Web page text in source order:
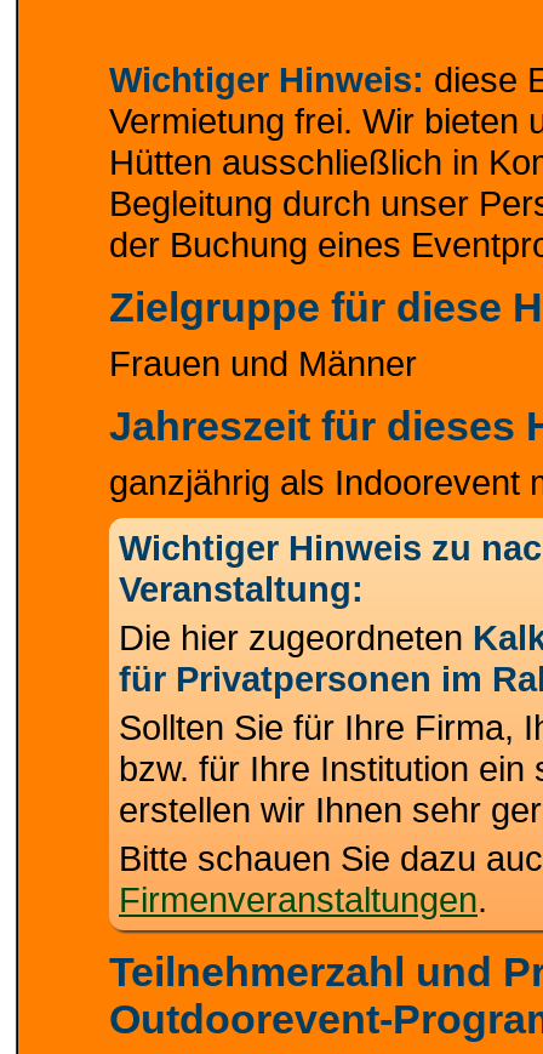
Wichtiger Hinweis: diese
Vermietung frei. Wir bieten
Hütten ausschließlich in
Begleitung durch unser
der Buchung eines
Zielgruppe für diese
Frauen und Männer
Jahreszeit für dieses
ganzjährig als Indoorevent
Wichtiger Hinweis zu
Veranstaltung:
Die hier zugeordneten
für Privatpersonen im
Sollten Sie für Ihre Firma,
bzw. für Ihre Institution
erstellen wir Ihnen sehr
Bitte schauen Sie dazu
Firmenveranstaltungen.
Teilnehmerzahl und
Outdoorevent-